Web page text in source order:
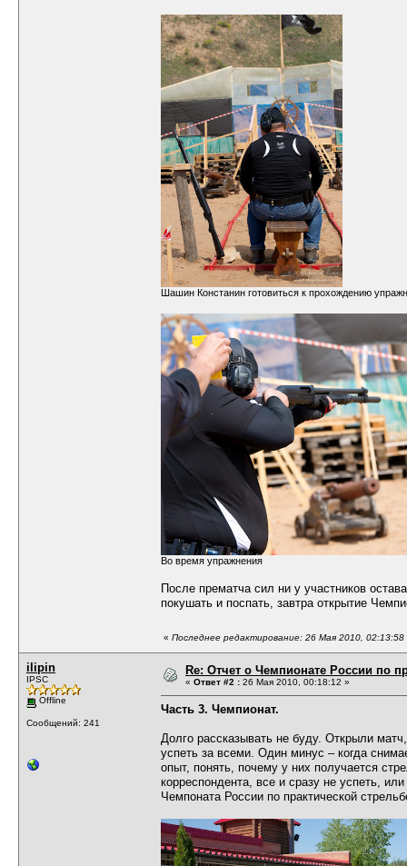
Шашин Констанин готовиться к прохождению
Во время упражнения
После прематча сил ни у участников
покушать и поспать, завтра открытие
« Последнее редактирование: 26 Мая 2010, 02:13:58
ilipin
IPSC
Offline
Сообщений: 241
Re: Отчет о Чемпионате России по
« Ответ #2 : 26 Мая 2010, 00:18:12 »
Часть 3. Чемпионат.
Долго рассказывать не буду. Открыли
успеть за всеми. Один минус – когда
опыт, понять, почему у них получается
корреспондента, все и сразу не успеть,
Чемпоната России по практической